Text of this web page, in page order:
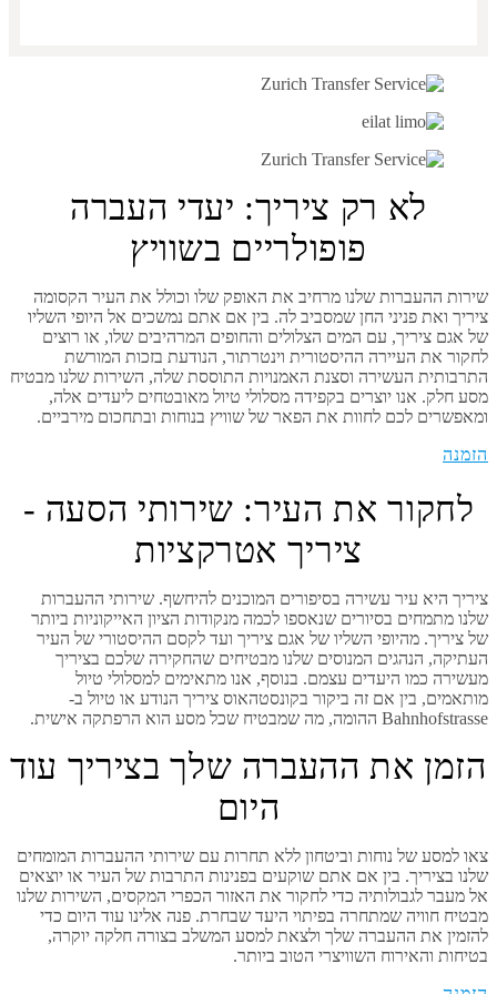
לא רק ציריך: יעדי העברה
פופולריים בשוויץ
שירות ההעברות שלנו מרחיב את האופק שלו וכולל את העיר הקסומה
ציריך ואת פניני החן שמסביב לה. בין אם אתם נמשכים אל היופי השליו
של אגם ציריך, עם המים הצלולים והחופים המרהיבים שלו, או רוצים
לחקור את העיירה ההיסטורית וינטרתור, הנודעת בזכות המורשת
התרבותית העשירה וסצנת האמנויות התוססת שלה, השירות שלנו מבטיח
מסע חלק. אנו יוצרים בקפידה מסלולי טיול מאובטחים ליעדים אלה,
ומאפשרים לכם לחוות את הפאר של שוויץ בנוחות ובתחכום מירביים.
הזמנה
לחקור את העיר: שירותי הסעה -
ציריך אטרקציות
ציריך היא עיר עשירה בסיפורים המוכנים להיחשף. שירותי ההעברות
שלנו מתמחים בסיורים שנאספו לכמה מנקודות הציון האייקוניות ביותר
של ציריך. מהיופי השליו של אגם ציריך ועד לקסם ההיסטורי של העיר
העתיקה, הנהגים המנוסים שלנו מבטיחים שהחקירה שלכם בציריך
מעשירה כמו היעדים עצמם. בנוסף, אנו מתאימים למסלולי טיול
מותאמים, בין אם זה ביקור בקונסטהאוס ציריך הנודע או טיול ב-
Bahnhofstrasse ההומה, מה שמבטיח שכל מסע הוא הרפתקה אישית.
הזמן את ההעברה שלך בציריך עוד
היום
צאו למסע של נוחות וביטחון ללא תחרות עם שירותי ההעברות המומחים
שלנו בציריך. בין אם אתם שוקעים בפנינות התרבות של העיר או יוצאים
אל מעבר לגבולותיה כדי לחקור את האזור הכפרי המקסים, השירות שלנו
מבטיח חוויה שמתחרה בפיתוי היעד שבחרת. פנה אלינו עוד היום כדי
להזמין את ההעברה שלך ולצאת למסע המשלב בצורה חלקה יוקרה,
בטיחות והאירוח השוויצרי הטוב ביותר.